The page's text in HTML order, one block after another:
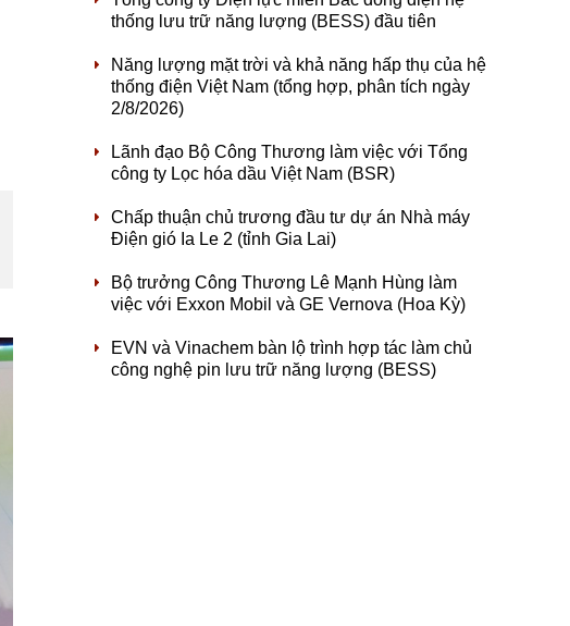
thống lưu trữ năng lượng (BESS) đầu tiên
Năng lượng mặt trời và khả năng hấp thụ của hệ
thống điện Việt Nam (tổng hợp, phân tích ngày
2/8/2026)
Lãnh đạo Bộ Công Thương làm việc với Tổng
công ty Lọc hóa dầu Việt Nam (BSR)
Chấp thuận chủ trương đầu tư dự án Nhà máy
Điện gió Ia Le 2 (tỉnh Gia Lai)
Bộ trưởng Công Thương Lê Mạnh Hùng làm
việc với Exxon Mobil và GE Vernova (Hoa Kỳ)
EVN và Vinachem bàn lộ trình hợp tác làm chủ
công nghệ pin lưu trữ năng lượng (BESS)